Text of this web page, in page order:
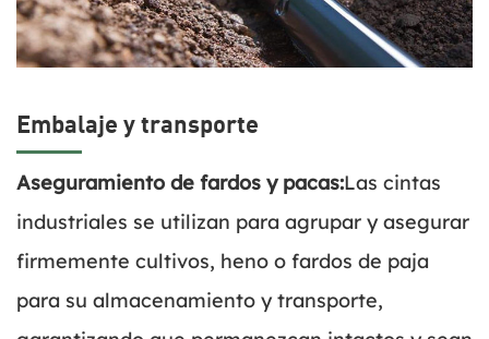
Embalaje y transporte
Aseguramiento de fardos y pacas:Las cintas
industriales se utilizan para agrupar y asegurar
firmemente cultivos, heno o fardos de paja
para su almacenamiento y transporte,